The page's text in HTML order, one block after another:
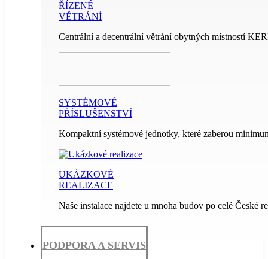
ŘÍZENÉ
VĚTRÁNÍ
Centrální a decentrální větrání obytných místností
SYSTÉMOVÉ
PŘÍSLUŠENSTVÍ
Kompaktní systémové jednotky, které zaberou
UKÁZKOVÉ
REALIZACE
Naše instalace najdete u mnoha budov po celé České
PODPORA A SERVIS